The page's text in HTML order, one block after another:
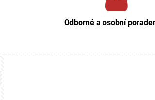
Odborné a osobní